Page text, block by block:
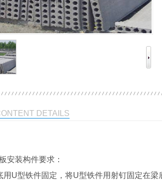
DETAILS
安装构件要求：
用U型铁件固定，将U型铁件用射钉固定在梁